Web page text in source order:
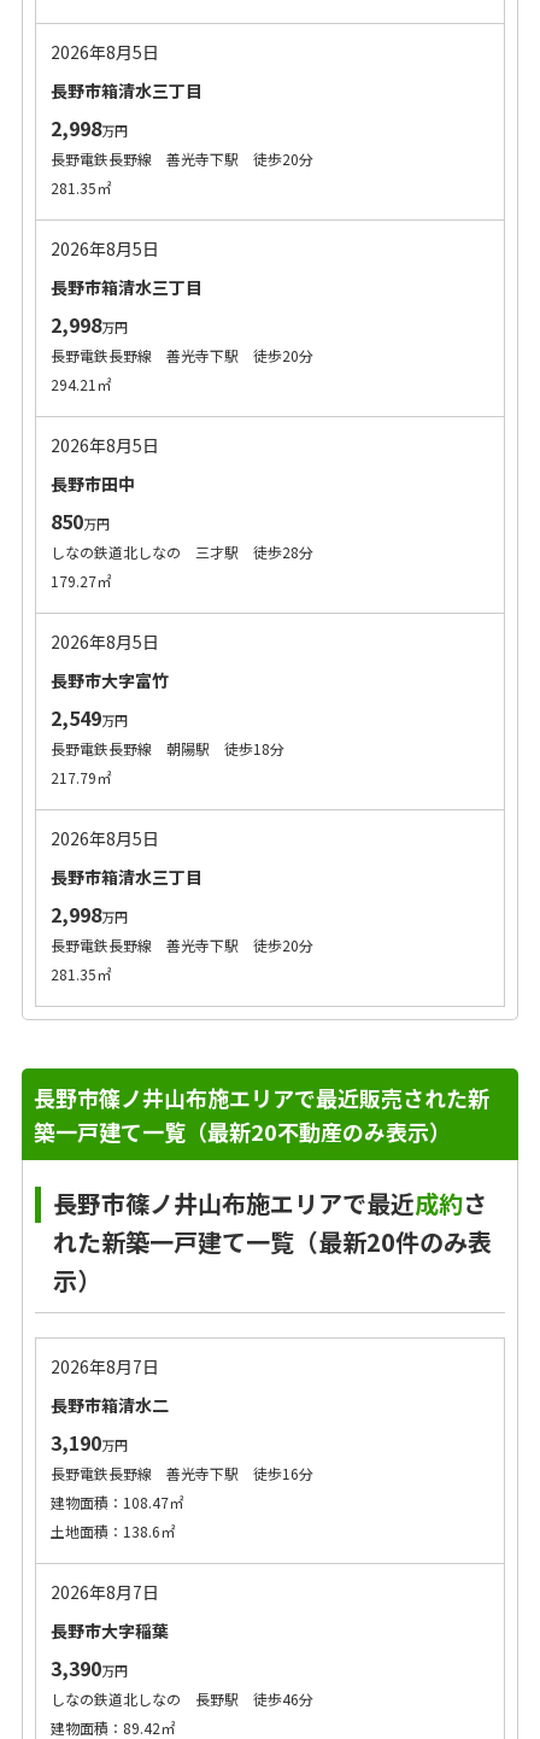
2026年8月5日
長野市箱清水三丁目
2,998万円
長野電鉄長野線 善光寺下駅 徒歩20分
281.35㎡
2026年8月5日
長野市箱清水三丁目
2,998万円
長野電鉄長野線 善光寺下駅 徒歩20分
294.21㎡
2026年8月5日
長野市田中
850万円
しなの鉄道北しなの 三才駅 徒歩28分
179.27㎡
2026年8月5日
長野市大字富竹
2,549万円
長野電鉄長野線 朝陽駅 徒歩18分
217.79㎡
2026年8月5日
長野市箱清水三丁目
2,998万円
長野電鉄長野線 善光寺下駅 徒歩20分
281.35㎡
長野市篠ノ井山布施エリアで最近販売された新
築一戸建て一覧（最新20不動産のみ表示）
長野市篠ノ井山布施エリアで最近成約さ
れた新築一戸建て一覧（最新20件のみ表
示）
2026年8月7日
長野市箱清水二
3,190万円
長野電鉄長野線 善光寺下駅 徒歩16分
建物面積：108.47㎡
土地面積：138.6㎡
2026年8月7日
長野市大字稲葉
3,390万円
しなの鉄道北しなの 長野駅 徒歩46分
建物面積：89.42㎡